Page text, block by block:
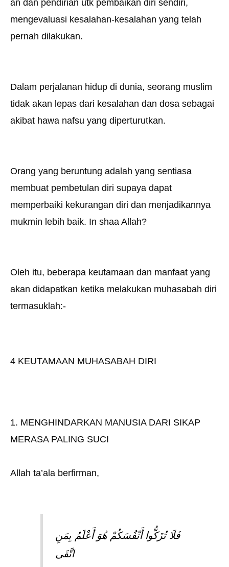
an dan pendirian utk pembaikan diri sendiri,
mengevaluasi kesalahan-kesalahan yang telah
pernah dilakukan.
Dalam perjalanan hidup di dunia, seorang muslim
tidak akan lepas dari kesalahan dan dosa sebagai
akibat hawa nafsu yang diperturutkan.
Orang yang beruntung adalah yang sentiasa
membuat pembetulan diri supaya dapat
memperbaiki kekurangan diri dan menjadikannya
mukmin lebih baik. In shaa Allah?
Oleh itu, beberapa keutamaan dan manfaat yang
akan didapatkan ketika melakukan muhasabah diri
termasuklah:-
4 KEUTAMAAN MUHASABAH DIRI
1. MENGHINDARKAN MANUSIA DARI SIKAP
MERASA PALING SUCI
Allah ta’ala berfirman,
فَلَا تُزَكُّوا أَنْفُسَكُمْ هُوَ أَعْلَمُ بِمَنِ
اتَّقَى